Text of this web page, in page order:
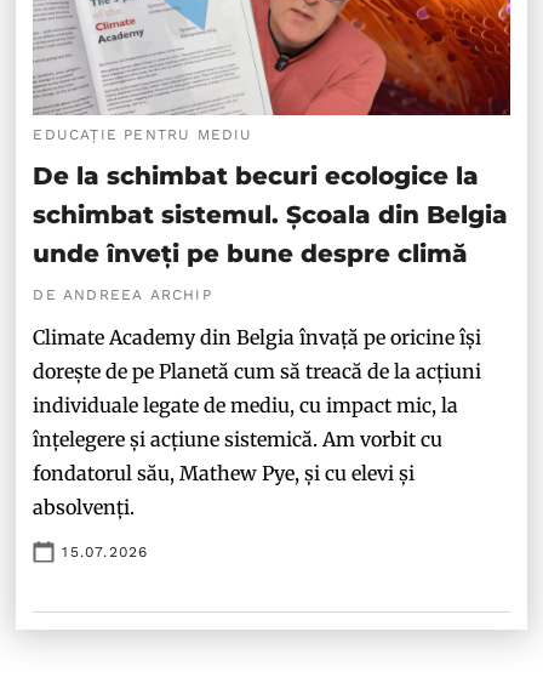
EDUCAȚIE PENTRU MEDIU
De la schimbat becuri ecologice la
schimbat sistemul. Școala din Belgia
unde înveți pe bune despre climă
DE ANDREEA ARCHIP
Climate Academy din Belgia învață pe oricine își
dorește de pe Planetă cum să treacă de la acțiuni
individuale legate de mediu, cu impact mic, la
înțelegere și acțiune sistemică. Am vorbit cu
fondatorul său, Mathew Pye, și cu elevi și
absolvenți.
15.07.2026